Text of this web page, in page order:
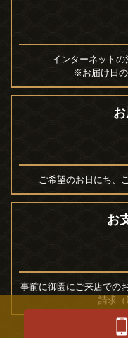
インターネットの
※お届け日の
ご希望のお日にち、
お
事前に御園にご来店での
請求（